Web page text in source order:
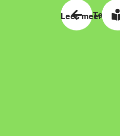
Terug
Lees meer